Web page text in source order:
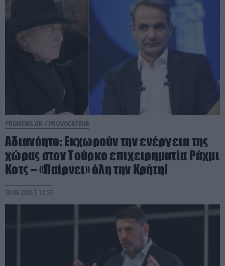
PRONEWS.GR / PROVOCATEUR
Αδιανόητο: Εκχωρούν την ενέργεια της
χώρας στον Τούρκο επιχειρηματία Ράχμι
Κοτς – «Παίρνει» όλη την Κρήτη!
08.08.2026 | 11:53